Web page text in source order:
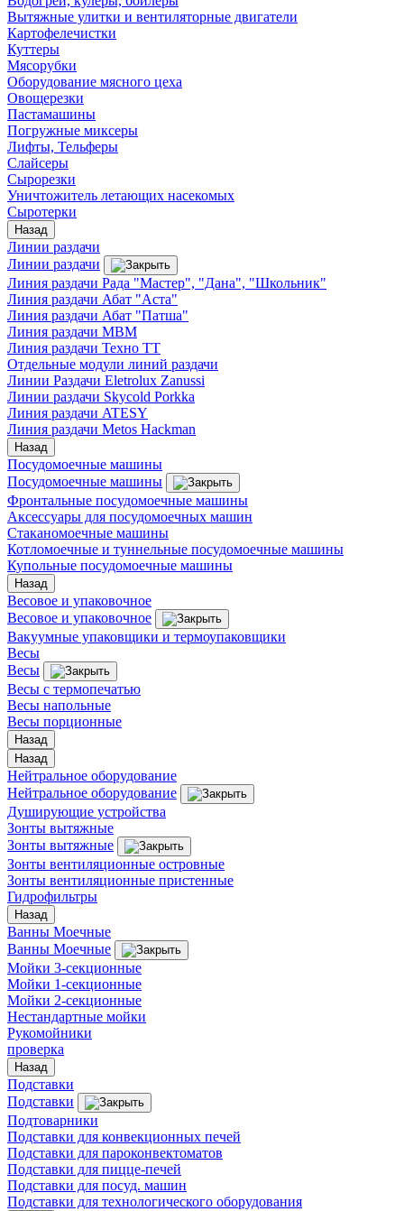
Вытяжные улитки и вентиляторные двигатели
Картофелечистки
Куттеры
Мясорубки
Оборудование мясного цеха
Овощерезки
Пастамашины
Погружные миксеры
Лифты, Тельферы
Слайсеры
Сырорезки
Уничтожитель летающих насекомых
Сыротерки
Назад
Линии раздачи
Линии раздачи
Линия раздачи Рада "Мастер", "Дана", "Школьник"
Линия раздачи Абат "Аста"
Линия раздачи Абат "Патша"
Линия раздачи МВМ
Линия раздачи Техно ТТ
Отдельные модули линий раздачи
Линии Раздачи Eletrolux Zanussi
Линии раздачи Skycold Porkka
Линия раздачи ATESY
Линия раздачи Metos Hackman
Назад
Посудомоечные машины
Посудомоечные машины
Фронтальные посудомоечные машины
Аксессуары для посудомоечных машин
Стаканомоечные машины
Котломоечные и туннельные посудомоечные машины
Купольные посудомоечные машины
Назад
Весовое и упаковочное
Весовое и упаковочное
Вакуумные упаковщики и термоупаковщики
Весы
Весы
Весы с термопечатью
Весы напольные
Весы порционные
Назад
Назад
Нейтральное оборудование
Нейтральное оборудование
Душирующие устройства
Зонты вытяжные
Зонты вытяжные
Зонты вентиляционные островные
Зонты вентиляционные пристенные
Гидрофильтры
Назад
Ванны Моечные
Ванны Моечные
Мойки 3-секционные
Мойки 1-секционные
Мойки 2-секционные
Нестандартные мойки
Рукомойники
проверка
Назад
Подставки
Подставки
Подтоварники
Подставки для конвекционных печей
Подставки для пароконвектоматов
Подставки для пицце-печей
Подставки для посуд. машин
Подставки для технологического оборудования